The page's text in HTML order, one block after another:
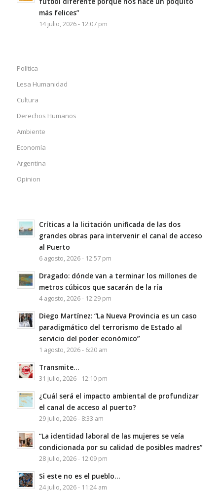
más felices”
14 julio, 2026 - 12:07 pm
Política
Lesa Humanidad
Cultura
Derechos Humanos
Ambiente
Economía
Argentina
Opinion
Críticas a la licitación unificada de las dos
grandes obras para intervenir el canal de acceso
al Puerto
6 agosto, 2026 - 12:57 pm
Dragado: dónde van a terminar los millones de
metros cúbicos que sacarán de la ría
4 agosto, 2026 - 12:29 pm
Diego Martínez: “La Nueva Provincia es un caso
paradigmático del terrorismo de Estado al
servicio del poder económico”
1 agosto, 2026 - 6:20 am
Transmite…
31 julio, 2026 - 12:10 pm
¿Cuál será el impacto ambiental de profundizar
el canal de acceso al puerto?
29 julio, 2026 - 8:33 am
“La identidad laboral de las mujeres se veía
condicionada por su calidad de posibles madres”
28 julio, 2026 - 12:09 pm
Si este no es el pueblo…
24 julio, 2026 - 11:24 am